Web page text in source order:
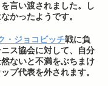
言い渡されました。し
かったようです。
・ジョコビッチ戦に負
ス協会に対して、自分
ないと不満をぶちまけ
プ代表を外されます。